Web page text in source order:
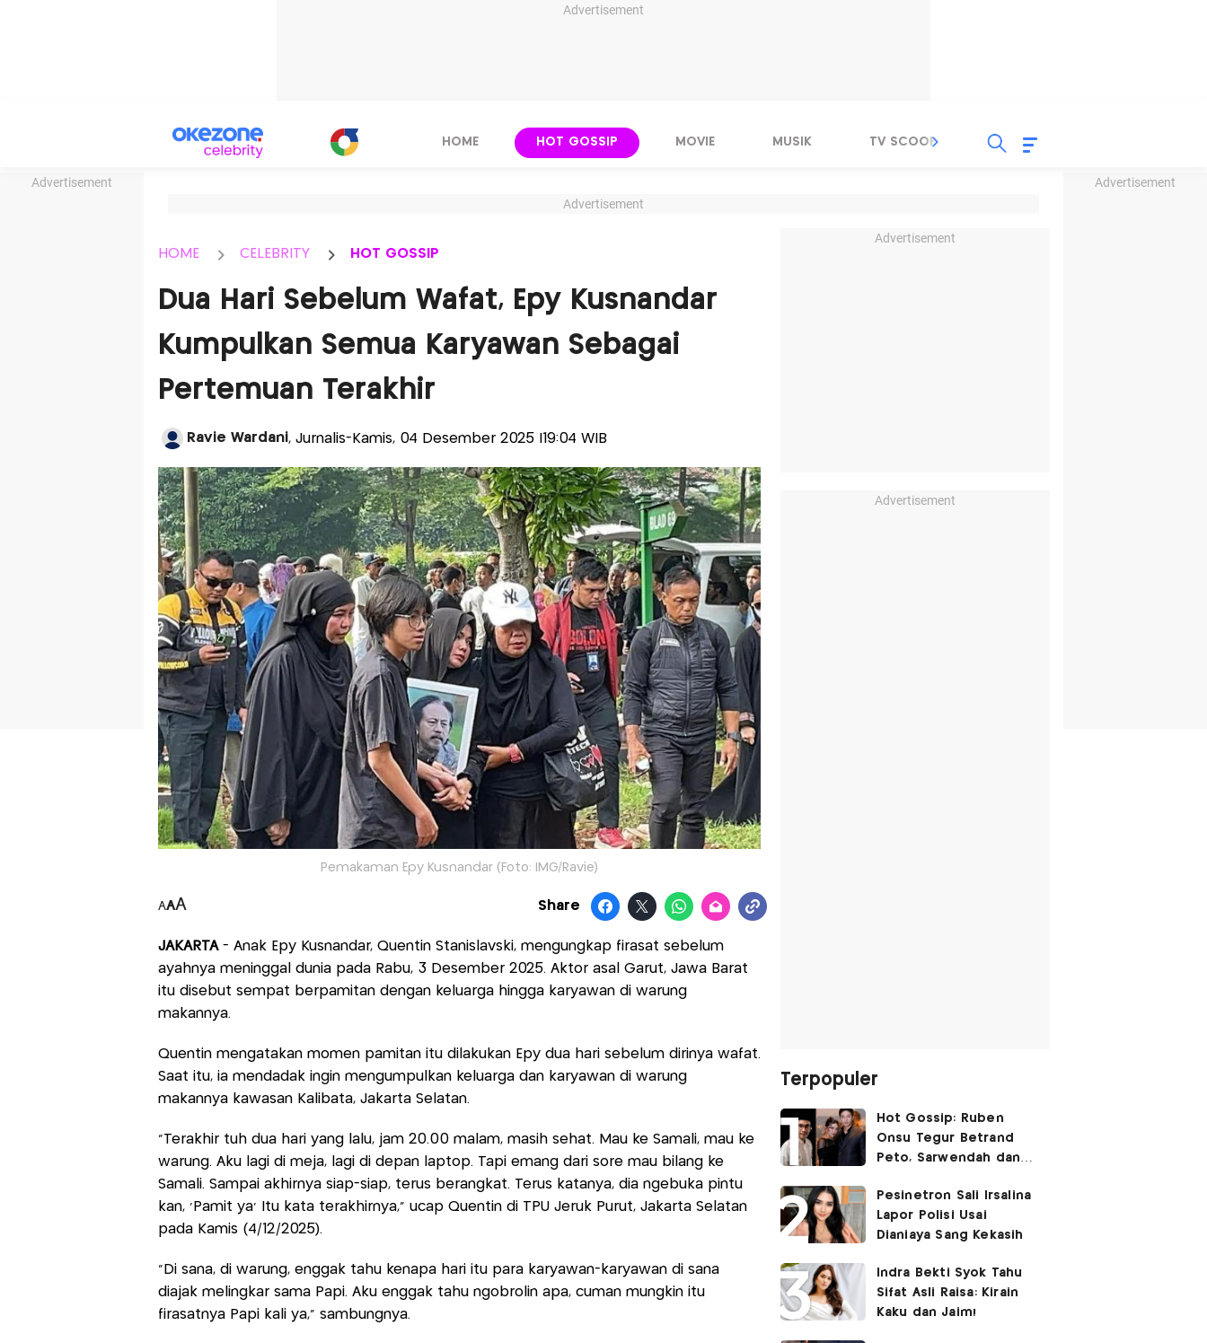
Advertisement
Advertisement Advertisement
HOME HOT GOSSIP MOVIE MUSIK TV SCOOP LIRIK
Advertisement
HOME CELEBRITY HOT GOSSIP
Dua Hari Sebelum Wafat, Epy Kusnandar
Kumpulkan Semua Karyawan Sebagai
Pertemuan Terakhir
Ravie Wardani, Jurnalis-Kamis, 04 Desember 2025 |19:04 WIB
Pemakaman Epy Kusnandar (Foto: IMG/Ravie)
AAA Share
JAKARTA- Anak Epy Kusnandar, Quentin Stanislavski, mengungkap firasat sebelum
ayahnya meninggal dunia pada Rabu, 3 Desember 2025. Aktor asal Garut, Jawa Barat
itu disebut sempat berpamitan dengan keluarga hingga karyawan di warung
makannya.
Quentin mengatakan momen pamitan itu dilakukan Epy dua hari sebelum dirinya wafat.
Saat itu, ia mendadak ingin mengumpulkan keluarga dan karyawan di warung
makannya kawasan Kalibata, Jakarta Selatan.
"Terakhir tuh dua hari yang lalu, jam 20.00 malam, masih sehat. Mau ke Samali, mau ke
warung. Aku lagi di meja, lagi di depan laptop. Tapi emang dari sore mau bilang ke
Samali. Sampai akhirnya siap-siap, terus berangkat. Terus katanya, dia ngebuka pintu
kan, 'Pamit ya' Itu kata terakhirnya," ucap Quentin di TPU Jeruk Purut, Jakarta Selatan
pada Kamis (4/12/2025).
"Di sana, di warung, enggak tahu kenapa hari itu para karyawan-karyawan di sana
diajak melingkar sama Papi. Aku enggak tahu ngobrolin apa, cuman mungkin itu
firasatnya Papi kali ya," sambungnya.
Advertisement
Advertisement
Terpopuler
Hot Gossip: Ruben
Onsu Tegur Betrand
Peto, Sarwendah dan
Kemesraan
Pesinetron Sali Irsalina
Lapor Polisi Usai
Dianiaya Sang Kekasih
Indra Bekti Syok Tahu
Sifat Asli Raisa: Kirain
Kaku dan Jaim!